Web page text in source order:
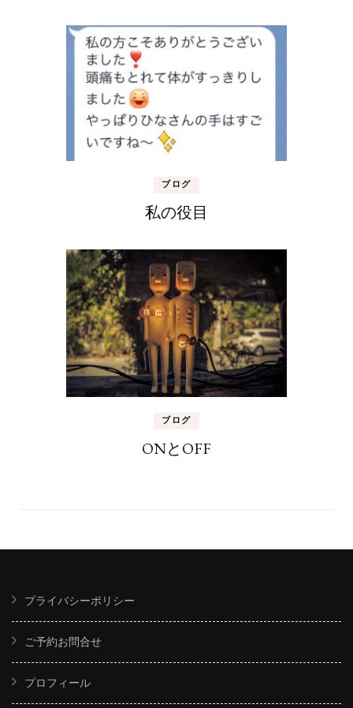
ブログ
私の役目
ブログ
ONとOFF
プライバシーポリシー
ご予約お問合せ
プロフィール